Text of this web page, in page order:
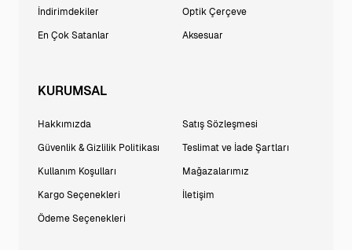
İndirimdekiler
En Çok Satanlar
Optik Çerçeve
Aksesuar
KURUMSAL
Hakkımızda
Güvenlik & Gizlilik Politikası
Kullanım Koşulları
Kargo Seçenekleri
Ödeme Seçenekleri
Satış Sözleşmesi
Teslimat ve İade Şartları
Mağazalarımız
İletişim